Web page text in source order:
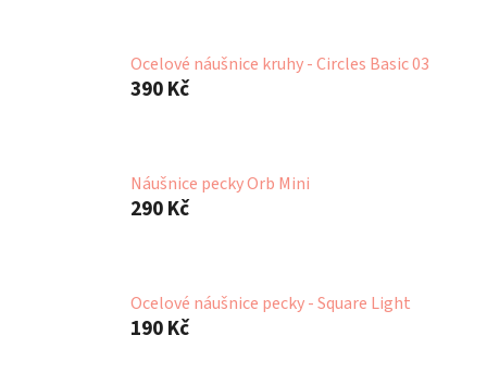
Ocelové náušnice kruhy - Circles Basic 03
390 Kč
Náušnice pecky Orb Mini
290 Kč
Ocelové náušnice pecky - Square Light
190 Kč